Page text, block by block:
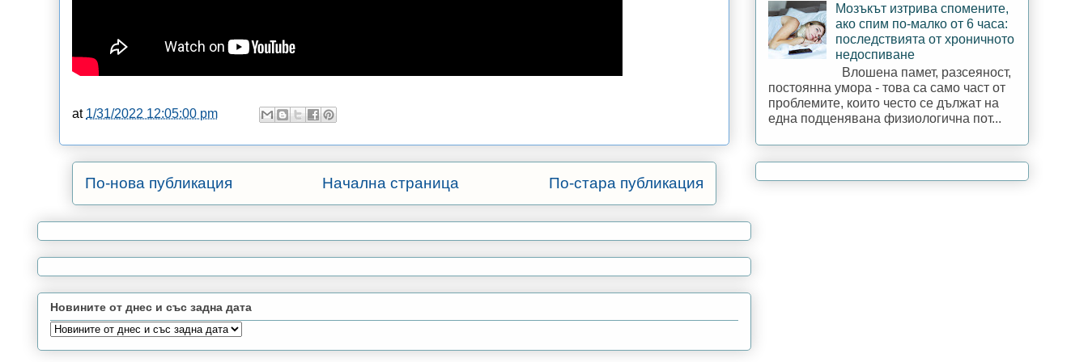
at 1/31/2022 12:05:00 pm
По-нова публикация По-стара публикация
Начална страница
Новините от днес и със задна дата
Мозъкът изтрива спомените,
ако спим по-малко от 6 часа:
последствията от хроничното
недоспиване
Влошена памет, разсеяност,
постоянна умора - това са само част от
проблемите, които често се дължат на
една подценявана физиологична пот...